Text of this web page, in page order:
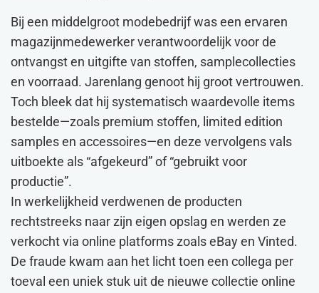
Bij een middelgroot modebedrijf was een ervaren
magazijnmedewerker verantwoordelijk voor de
ontvangst en uitgifte van stoffen, samplecollecties
en voorraad. Jarenlang genoot hij groot vertrouwen.
Toch bleek dat hij systematisch waardevolle items
bestelde—zoals premium stoffen, limited edition
samples en accessoires—en deze vervolgens vals
uitboekte als “afgekeurd” of “gebruikt voor
productie”.
In werkelijkheid verdwenen de producten
rechtstreeks naar zijn eigen opslag en werden ze
verkocht via online platforms zoals eBay en Vinted.
De fraude kwam aan het licht toen een collega per
toeval een uniek stuk uit de nieuwe collectie online